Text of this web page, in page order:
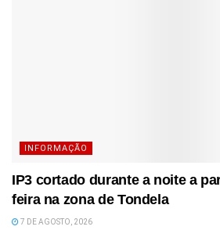
INFORMAÇÃO
IP3 cortado durante a noite a
feira na zona de Tondela
7 DE AGOSTO, 2026